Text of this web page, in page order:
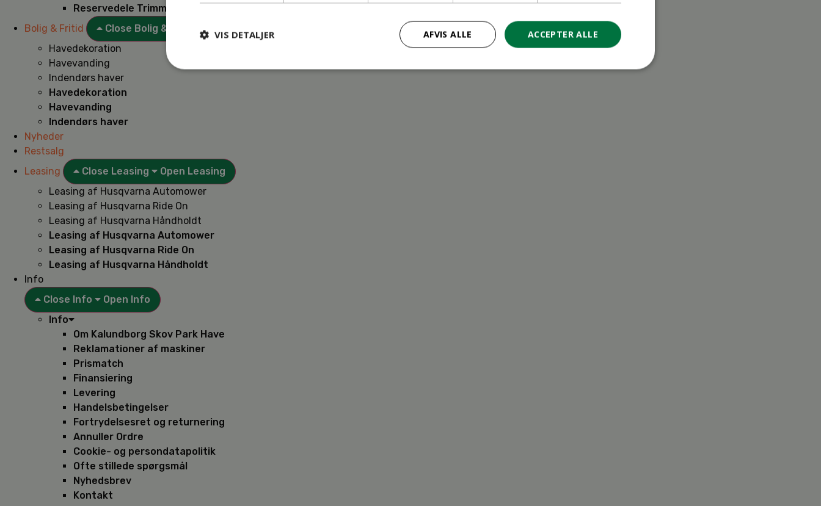
Reservedele Trimmere
Bolig & Fritid
Close Bolig & Fritid
Havedekoration
Havevanding
Indendørs haver
Havedekoration
Havevanding
Indendørs haver
Nyheder
Restsalg
Leasing
Close Leasing
Open Leasing
Leasing af Husqvarna Automower
Leasing af Husqvarna Ride On
Leasing af Husqvarna Håndholdt
Leasing af Husqvarna Automower
Leasing af Husqvarna Ride On
Leasing af Husqvarna Håndholdt
Info
Close Info
Open Info
Info
Om Kalundborg Skov Park Have
Reklamationer af maskiner
Prismatch
Finansiering
Levering
Handelsbetingelser
Fortrydelsesret og returnering
Annuller Ordre
Cookie- og persondatapolitik
Ofte stillede spørgsmål
Nyhedsbrev
Kontakt
ACCEPTER ALLE
AFVIS ALLE
VIS DETALJER